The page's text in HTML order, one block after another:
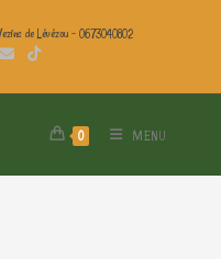
de Lévézou - 0673040802
0 MENU